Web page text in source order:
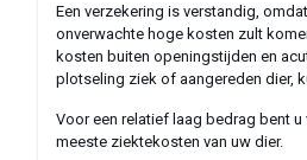
Een verzekering is verstandig,
onverwachte hoge kosten zult
kosten buiten openingstijden en
plotseling ziek of aangereden dier,
Voor een relatief laag bedrag bent
meeste ziektekosten van uw dier.